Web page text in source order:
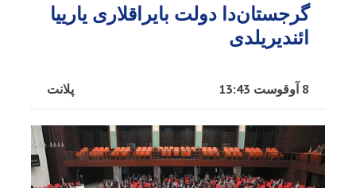
گرجستان‌دا دولت بایراقلاری یارییا
ائندیریلدی
پلانت 8 آوقوست 13:43